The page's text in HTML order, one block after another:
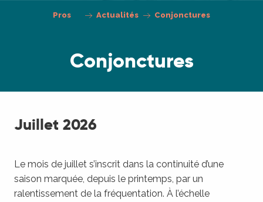
Pros Actualités Conjonctures
Conjonctures
Juillet 2026
Le mois de juillet s’inscrit dans la continuité d’une
saison marquée, depuis le printemps, par un
ralentissement de la fréquentation. À l’échelle